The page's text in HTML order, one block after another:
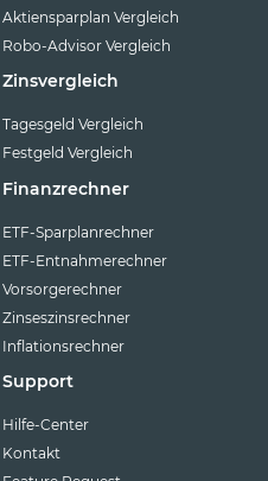
Aktiensparplan Vergleich
Robo-Advisor Vergleich
Zinsvergleich
Tagesgeld Vergleich
Festgeld Vergleich
Finanzrechner
ETF-Sparplanrechner
ETF-Entnahmerechner
Vorsorgerechner
Zinseszinsrechner
Inflationsrechner
Support
Hilfe-Center
Kontakt